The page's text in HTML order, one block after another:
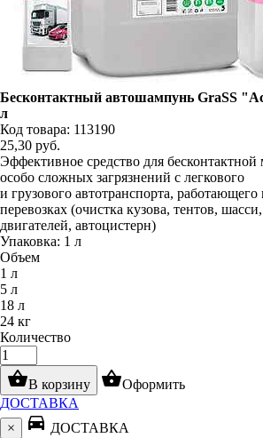
Бесконтактный автошампунь GraSS
л
Код товара: 113190
25,30 руб.
Эффективное средство для
особо сложных загрязнений с легкового
и грузового автотранспорта, работающего
перевозках (очистка кузова, тентов,
двигателей, автоцистерн)
Упаковка: 1 л
Объем
1 л
5 л
18 л
24 кг
Количество
shopping_basketВ корзину shopping_basketОформить
ДОСТАВКА
×
directions_car ДОСТАВКА